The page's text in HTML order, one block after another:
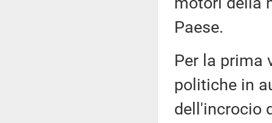
Paese.
Per la prima
politiche in
dell'incrocio